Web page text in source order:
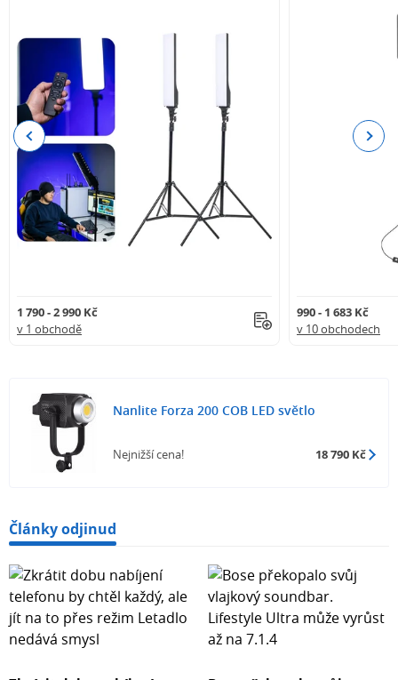
1 790 - 2 990 Kč
v 1 obchodě
990 - 1 683 Kč
v 10 obchodech
Previous Next
Nanlite Forza 200 COB LED světlo
Nejnižší cena! 18 790 Kč
Články odjinud